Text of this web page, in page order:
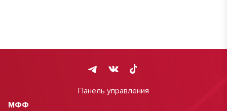
Панель управления
МФФ